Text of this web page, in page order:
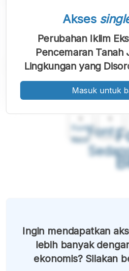
Font
Kecil
Font
Akses
Perubahan Iklim
Pencemaran Tanah
Lingkungan yang
Masuk untuk
Ingin mendapatkan
lebih banyak
ekonomis? Silakan